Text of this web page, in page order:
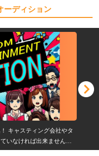
ーディション
キャスティング会社やタ
いなければ出来ません。
の夢をお手伝いをさせて